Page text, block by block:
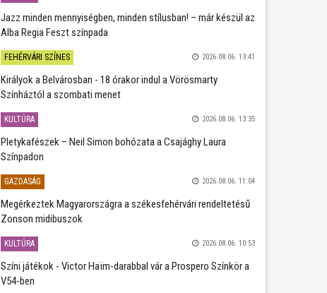
Jazz minden mennyiségben, minden stílusban! – már készül az
Alba Regia Feszt színpada
FEHÉRVÁRI SZÍNES 2026.08.06. 13:41
Királyok a Belvárosban - 18 órakor indul a Vörösmarty
Színháztól a szombati menet
KULTÚRA 2026.08.06. 13:35
Pletykafészek – Neil Simon bohózata a Csajághy Laura
Színpadon
GAZDASÁG 2026.08.06. 11:04
Megérkeztek Magyarországra a székesfehérvári rendeltetésű
Zonson midibuszok
KULTÚRA 2026.08.06. 10:53
Színi játékok - Victor Haïm-darabbal vár a Prospero Színkör a
V54-ben